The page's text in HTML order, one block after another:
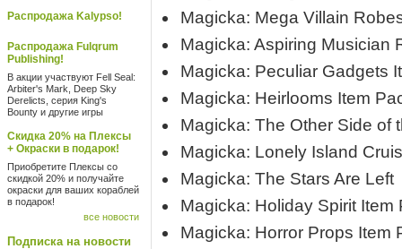
Распродажа Kalypso!
Распродажа Fulqrum
Publishing!
В акции участвуют Fell Seal:
Arbiter's Mark, Deep Sky
Derelicts, серия King's
Bounty и другие игры
Скидка 20% на Плексы
+ Окраски в подарок!
Приобретите Плексы со
скидкой 20% и получайте
окраски для ваших кораблей
в подарок!
все новости
Подписка на новости
Magicka: Mega Villain
Magicka: Aspiring Musician
Magicka: Peculiar Gadgets
Magicka: Heirlooms Item
Magicka: The Other Side of
Magicka: Lonely Island
Magicka: The Stars Are Left
Magicka: Holiday Spirit Item
Magicka: Horror Props Item